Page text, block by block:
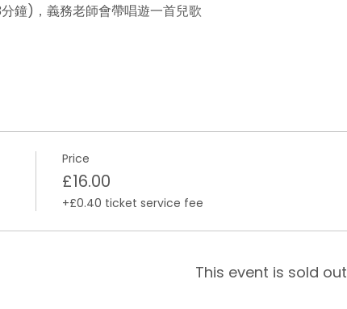
鐘)，義務老師會帶唱遊一首兒歌
Price
£16.00
+£0.40 ticket service fee
This event is sold out